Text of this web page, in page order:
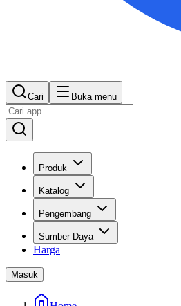
Cari Buka menu
Produk
Katalog
Pengembang
Sumber Daya
Harga
Masuk